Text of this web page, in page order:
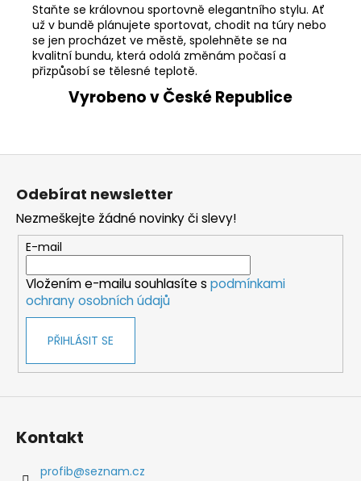
Staňte se královnou sportovně elegantního stylu. Ať
už v bundě plánujete sportovat, chodit na túry nebo
se jen procházet ve městě, spolehněte se na
kvalitní bundu, která odolá změnám počasí a
přizpůsobí se tělesné teplotě.
Vyrobeno v České Republice
Z
Odebírat newsletter
Nezmeškejte žádné novinky či slevy!
E-mail
Vložením e-mailu souhlasíte s podmínkami
ochrany osobních údajů
PŘIHLÁSIT SE
Kontakt
profib@seznam.cz